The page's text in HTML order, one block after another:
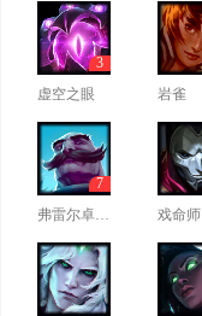
虚空之眼
3
岩雀
弗雷尔卓德之心
7
戏命师